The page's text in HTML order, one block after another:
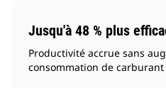
Jusqu'à 48 % plus
Productivité accrue sans
consommation de carburant